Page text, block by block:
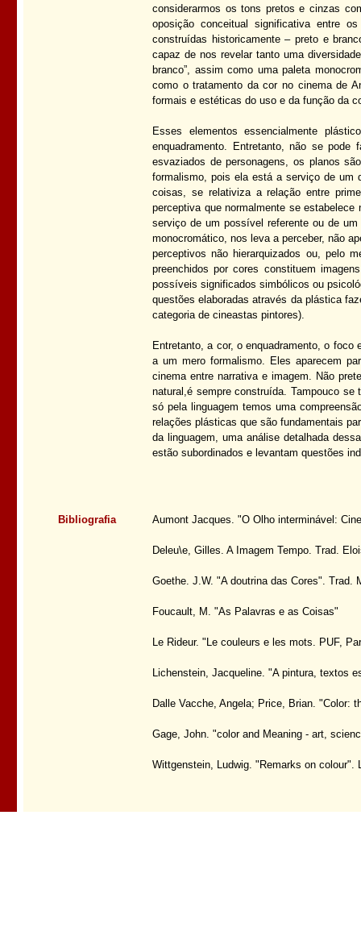
considerarmos os tons pretos e cinzas
oposição conceitual significativa entre
construídas historicamente – preto e
capaz de nos revelar tanto uma
branco”, assim como uma paleta
como o tratamento da cor no cinema de
formais e estéticas do uso e da função da
Esses elementos essencialmente
enquadramento. Entretanto, não se
esvaziados de personagens, os planos
formalismo, pois ela está a serviço de um
coisas, se relativiza a relação entre
perceptiva que normalmente se
serviço de um possível referente ou de
monocromático, nos leva a perceber, não
perceptivos não hierarquizados ou, pelo
preenchidos por cores constituem
possíveis significados simbólicos ou
questões elaboradas através da plástica
categoria de cineastas pintores).
Entretanto, a cor, o enquadramento, o
a um mero formalismo. Eles aparecem
cinema entre narrativa e imagem. Não
natural,é sempre construída. Tampouco
só pela linguagem temos uma
relações plásticas que são fundamentais
da linguagem, uma análise detalhada
estão subordinados e levantam questões
Bibliografia Aumont Jacques. "O Olho interminável:
Deleu\e, Gilles. A Imagem Tempo. Trad.
Goethe. J.W. "A doutrina das Cores". Trad.
Foucault, M. "As Palavras e as Coisas"
Le Rideur. "Le couleurs e les mots. PUF,
Lichenstein, Jacqueline. "A pintura, textos
Dalle Vacche, Angela; Price, Brian. "Color:
Gage, John. "color and Meaning - art,
Wittgenstein, Ludwig. "Remarks on colour".